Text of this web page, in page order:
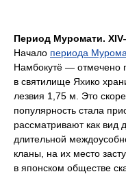
Период Муромати.
Начало периода
Намбокутё — отмечено
в святилище Яхико
лезвия 1,75 м. Это
популярность стала
рассматривают как вид
длительной
кланы, на их место
в японском обществе